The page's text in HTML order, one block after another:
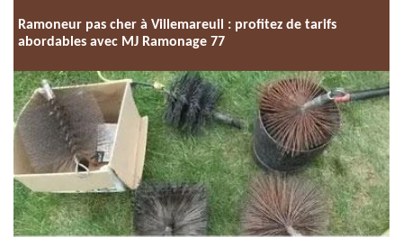
Ramoneur pas cher à Villemareuil : profitez de tarifs
abordables avec MJ Ramonage 77